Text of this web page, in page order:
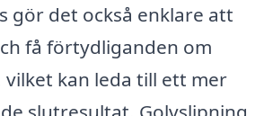
gör det också enklare att
få förtydliganden om
vilket kan leda till ett mer